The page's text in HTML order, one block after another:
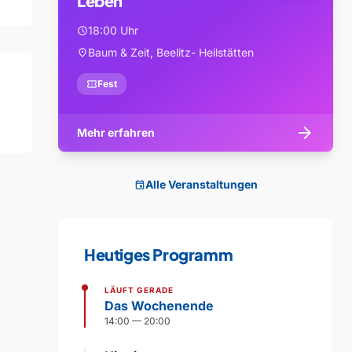
schedule18:00 Uhr
location_onBaum & Zeit, Beelitz- Heilstätten
confirmation_numberFest
Mehr erfahren arrow_forward
eventAlle Veranstaltungen
Heutiges Programm
LÄUFT GERADE
Das Wochenende
14:00 — 20:00